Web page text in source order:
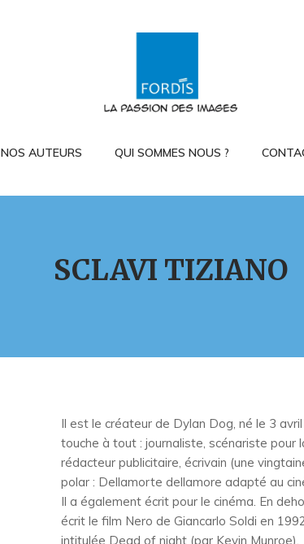
NOS AUTEURS QUI SOMMES NOUS ?
SCLAVI TIZIANO
Il est le créateur de Dylan Dog, né le 3
touche à tout : journaliste, scénariste pour
rédacteur publicitaire, écrivain (une
polar : Dellamorte dellamore adapté au
Il a également écrit pour le cinéma. En
écrit le film Nero de Giancarlo Soldi en
intitulée Dead of night (par Kevin Munroe).